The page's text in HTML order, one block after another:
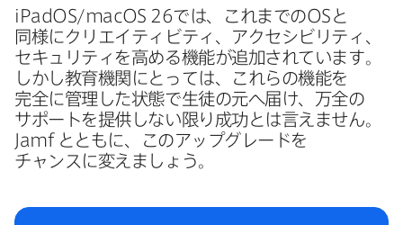
iPadOS/macOS 26では、​これまでのOS と​
同様に​クリエイティビティ、​アクセシビリティ、​
セキュリティを​高める​機能が​追加されています。​
しかし​教育機関に​とっては、​これらの​機能を​
完全に​管理した​状態で​生徒の​元へ​届け、​万全の​
サポートを​提供しない​限り成功とは​言えません。
Jamf とともに、​この​アップグレードを​
チャンスに​変えましょう。